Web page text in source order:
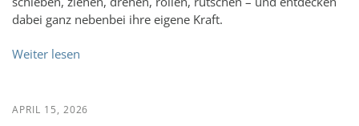
dabei ganz nebenbei ihre eigene Kraft.
Weiter lesen
APRIL 15, 2026